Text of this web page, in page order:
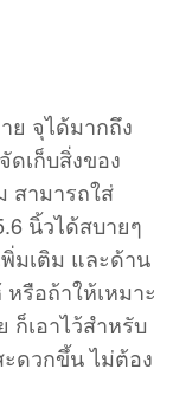
ย จุได้มากถึง
ดเก็บสิ่งของ
สามารถใส่
นิ้วได้สบายๆ
มเติม และด้าน
รือถ้าให้เหมาะ
ก็เอาไว้สำหรับ
ดวกขึ้น ไม่ต้อง